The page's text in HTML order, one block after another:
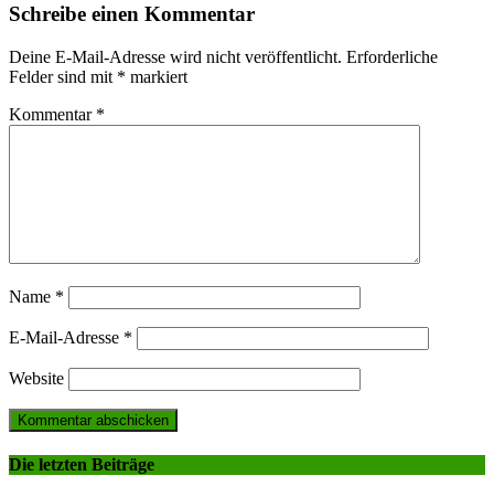
Schreibe einen Kommentar
Deine E-Mail-Adresse wird nicht veröffentlicht. Erforderliche
Felder sind mit * markiert
Kommentar *
Name *
E-Mail-Adresse *
Website
Die letzten Beiträge